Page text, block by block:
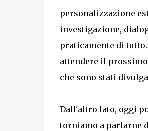
personalizzazione
investigazione,
praticamente di
attendere il
che sono stati
Dall'altro lato, oggi
torniamo a parlarne